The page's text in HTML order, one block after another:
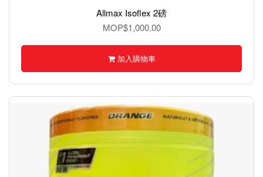
Allmax Isoflex 2磅
MOP$1,000.00
加入購物車